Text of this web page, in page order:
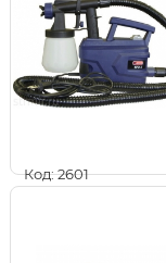
Код: 2601